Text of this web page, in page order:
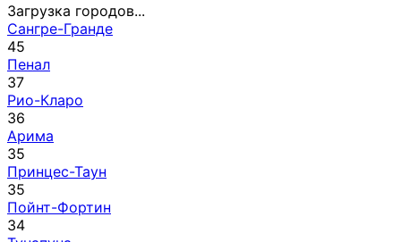
Загрузка городов...
Сангре-Гранде
45
Пенал
37
Рио-Кларо
36
Арима
35
Принцес-Таун
35
Пойнт-Фортин
34